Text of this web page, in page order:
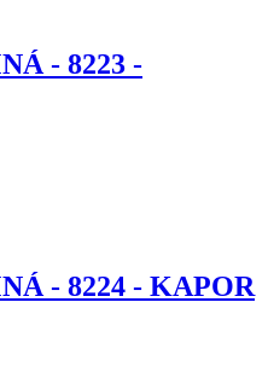
- 8223 -
- 8224 - KAPOR